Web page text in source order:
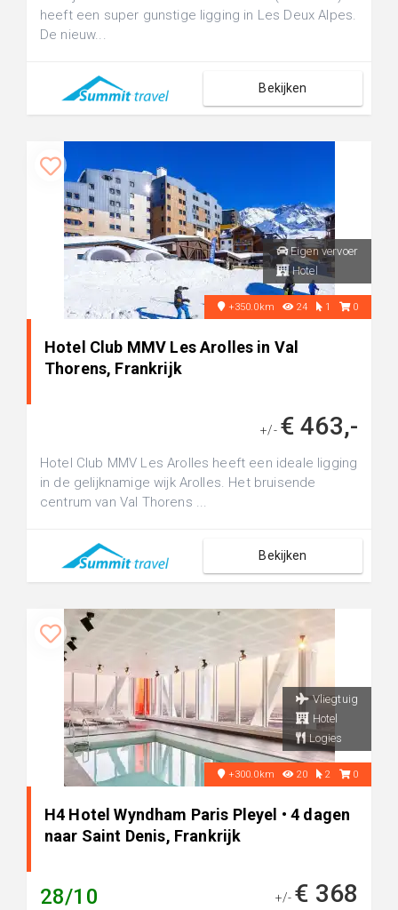
heeft een super gunstige ligging in Les Deux Alpes.
De nieuw...
Bekijken
Eigen vervoer
Hotel
+350.0km 24 1 0
Hotel Club MMV Les Arolles in Val
Thorens, Frankrijk
+/- € 463,-
Hotel Club MMV Les Arolles heeft een ideale ligging
in de gelijknamige wijk Arolles. Het bruisende
centrum van Val Thorens ...
Bekijken
Vliegtuig
Hotel
Logies
+300.0km 20 2 0
H4 Hotel Wyndham Paris Pleyel • 4 dagen
naar Saint Denis, Frankrijk
28/10 +/- € 368